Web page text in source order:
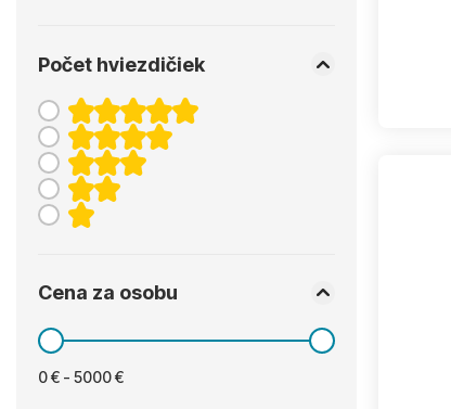
Počet hviezdičiek
Cena za osobu
0 € - 5000 €